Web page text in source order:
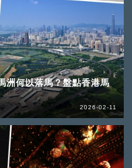
洲何以落馬？盤點香港馬
2026-02-11